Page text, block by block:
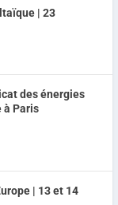
| 23
des énergies
à Paris
| 13 et 14